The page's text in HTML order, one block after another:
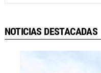
NOTICIAS DESTACADAS